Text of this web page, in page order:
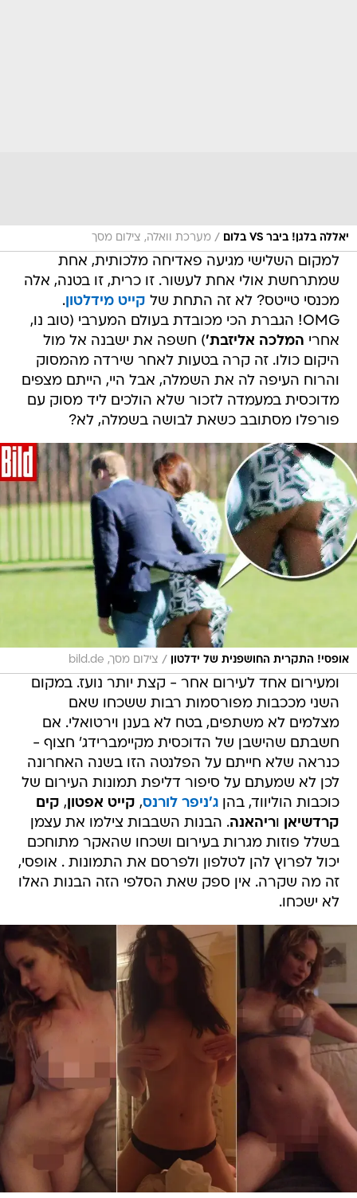
למקום השלישי מגיעה פאדיחה מלכותית, אחת
שמתרחשת אולי אחת לעשור. זו כרית, זו בטנה, אלה
מכנסי טייטס? לא זה התחת שלקייט מידלטון.
OMG! הגברת הכי מכובדת בעולם המערבי (טוב נו,
אחרי המלכה אליזבת') חשפה את ישבנה אל מול
היקום כולו. זה קרה בטעות לאחר שירדה מהמסוק
והרוח העיפה לה את השמלה, אבל היי, הייתם מצפים
מדוכסית במעמדה לזכור שלא הולכים ליד מסוק עם
פורפלו מסתובב כשאת לבושה בשמלה, לא?
אופסי! התקרית החושפנית של ידלטון / צילום מסך, bild.de
ומעירום אחד לעירום אחר - קצת יותר נועז. במקום
השני מככבות מפורסמות רבות ששכחו שאם
מצלמים לא משתפים, בטח לא בענן וירטואלי. אם
חשבתם שהישבן של הדוכסית מקיימברידג' חצוף -
כנראה שלא חייתם על הפלנטה הזו בשנה האחרונה
לכן לא שמעתם על סיפור דליפת תמונות העירום של
כוכבות הוליווד, בהןג'ניפר לורנס,קייט אפטון,קים
קרדשיאןוריהאנה. הבנות השבבות צילמו את עצמן
בשלל פוזות מגרות בעירום ושכחו שהאקר מתוחכם
יכול לפרוץ להן לטלפון ולפרסם את התמונות . אופסי,
זה מה שקרה. אין ספק שאת הסלפי הזה הבנות האלו
לא ישכחו.
לא נעים. ג'ניפר לורנס חשופה / מערכת וואלה, צילום מסך
כעת אל המקום הראשון בו נמצאת ה- שערורייה, או